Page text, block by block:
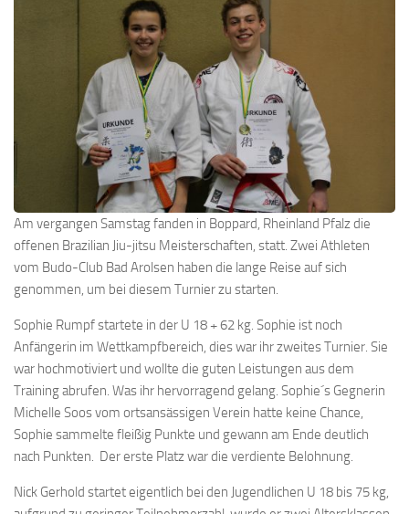
Am vergangen Samstag fanden in Boppard, Rheinland Pfalz die
offenen Brazilian Jiu-jitsu Meisterschaften, statt. Zwei Athleten
vom Budo-Club Bad Arolsen haben die lange Reise auf sich
genommen, um bei diesem Turnier zu starten.
Sophie Rumpf startete in der U 18 + 62 kg. Sophie ist noch
Anfängerin im Wettkampfbereich, dies war ihr zweites Turnier. Sie
war hochmotiviert und wollte die guten Leistungen aus dem
Training abrufen. Was ihr hervorragend gelang. Sophie´s Gegnerin
Michelle Soos vom ortsansässigen Verein hatte keine Chance,
Sophie sammelte fleißig Punkte und gewann am Ende deutlich
nach Punkten. Der erste Platz war die verdiente Belohnung.
Nick Gerhold startet eigentlich bei den Jugendlichen U 18 bis 75 kg,